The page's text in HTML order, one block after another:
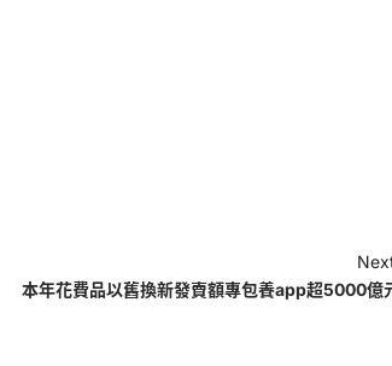
本年花費品以舊換新發賣額專包養app超5000億